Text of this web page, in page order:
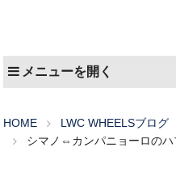
メニューを開く
HOME LWC WHEELSブログ
シマノ⇔カンパニョーロのハ